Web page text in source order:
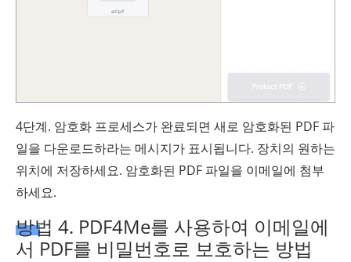
4단계. 암호화 프로세스가 완료되면 새로 암호화된 PDF 파
일을 다운로드하라는 메시지가 표시됩니다. 장치의 원하는
위치에 저장하세요. 암호화된 PDF 파일을 이메일에 첨부
하세요.
방법 4. PDF4Me를 사용하여 이메일에
서 PDF를 비밀번호로 보호하는 방법